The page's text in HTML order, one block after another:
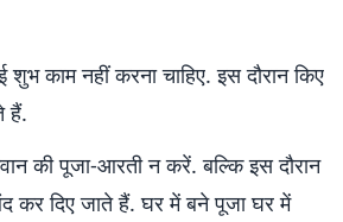
शुभ काम नहीं करना चाहिए. इस दौरान किए
हैं.
की पूजा-आरती न करें. बल्कि इस दौरान
कर दिए जाते हैं. घर में बने पूजा घर में